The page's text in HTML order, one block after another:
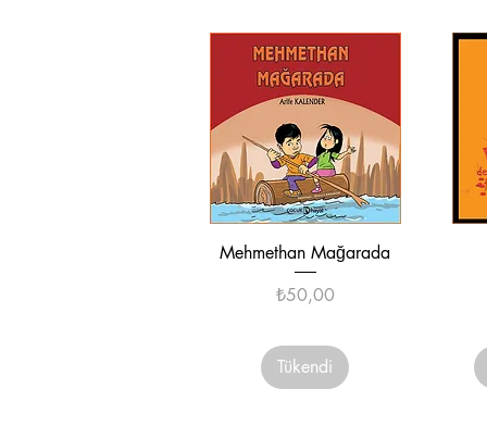
Hızlı Bakış
Mehmethan Mağarada
Fiyat
₺50,00
Tükendi